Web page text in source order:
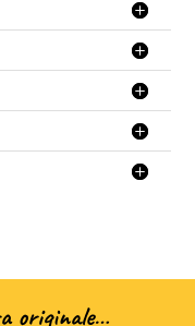
originale…